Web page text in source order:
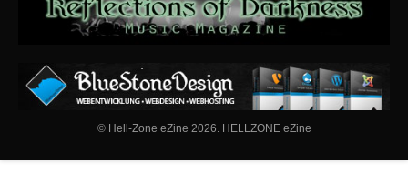
© Hell-Zone eZine 2026. HELLZONE eZine